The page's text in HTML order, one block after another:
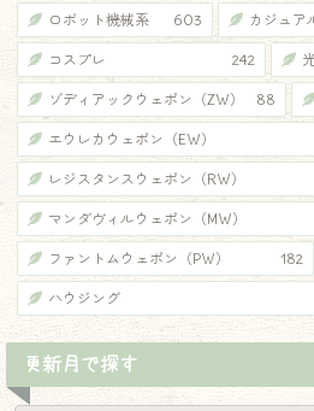
ロボット機械系 603 カジュア
コスプレ 242
ゾディアックウェポン（ZW） 88
エウレカウェポン（EW）
レジスタンスウェポン（RW）
マンダヴィルウェポン（MW）
ファントムウェポン（PW） 182
ハウジング
更新月で探す